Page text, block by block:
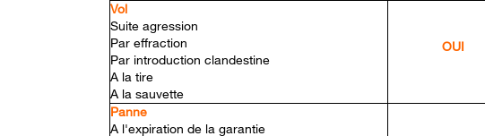
Vol
Suite agression
Par effraction
Par introduction clandestine
A la tire
A la sauvette
OUI
Panne
A l'expiration de la garantie